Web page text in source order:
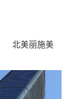
北美丽施美